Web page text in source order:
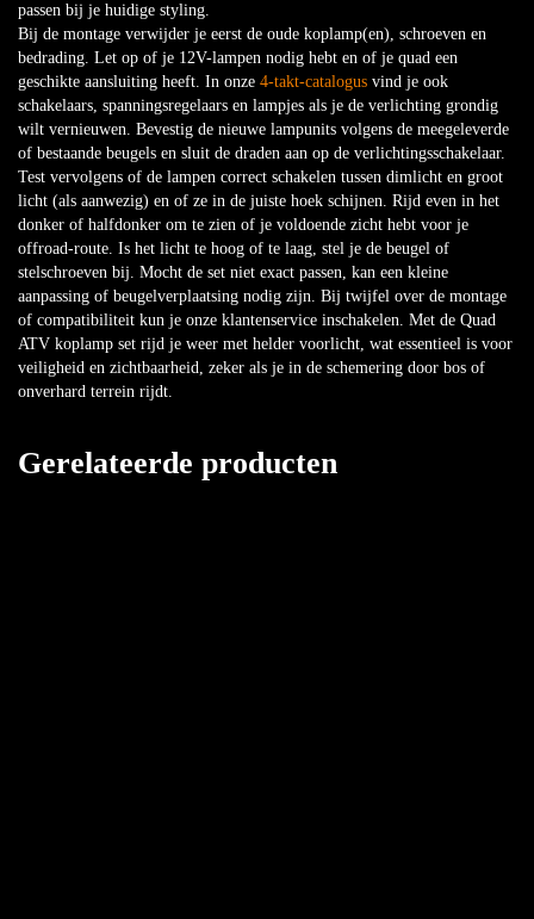
passen bij je huidige styling.
Bij de montage verwijder je eerst de oude koplamp(en), schroeven en
bedrading. Let op of je 12V-lampen nodig hebt en of je quad een
geschikte aansluiting heeft. In onze 4-takt-catalogus vind je ook
schakelaars, spanningsregelaars en lampjes als je de verlichting grondig
wilt vernieuwen. Bevestig de nieuwe lampunits volgens de meegeleverde
of bestaande beugels en sluit de draden aan op de verlichtingsschakelaar.
Test vervolgens of de lampen correct schakelen tussen dimlicht en groot
licht (als aanwezig) en of ze in de juiste hoek schijnen. Rijd even in het
donker of halfdonker om te zien of je voldoende zicht hebt voor je
offroad-route. Is het licht te hoog of te laag, stel je de beugel of
stelschroeven bij. Mocht de set niet exact passen, kan een kleine
aanpassing of beugelverplaatsing nodig zijn. Bij twijfel over de montage
of compatibiliteit kun je onze klantenservice inschakelen. Met de Quad
ATV koplamp set rijd je weer met helder voorlicht, wat essentieel is voor
veiligheid en zichtbaarheid, zeker als je in de schemering door bos of
onverhard terrein rijdt.
Gerelateerde producten